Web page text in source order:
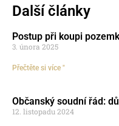
Další články
Postup při koupi
3. února 2025
Přečtěte si více "
Občanský soudní řád:
12. listopadu 2024